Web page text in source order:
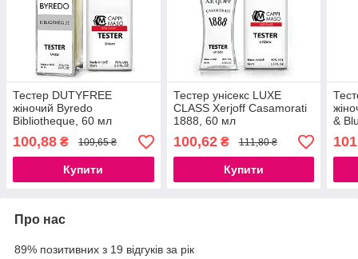
Тестер DUTYFREE
жіночий Byredo
Bibliotheque, 60 мл
100,88 ₴ 109,65 ₴
Купити
Тестер унісекс LUXE
CLASS Xerjoff Casamorati
1888, 60 мл
100,62₴ 111,80 ₴
Купити
&
Про нас
89% позитивних з 19 відгуків за рік